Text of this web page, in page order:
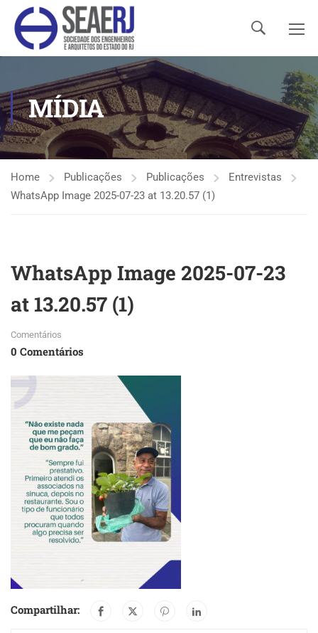
MÍDIA
Home Publicações Publicações
Entrevistas
WhatsApp Image 2025-07-23 at 13.20.57 (1)
WhatsApp Image 2025-07-23
at 13.20.57 (1)
Comentários
0 Comentários
Compartilhar: